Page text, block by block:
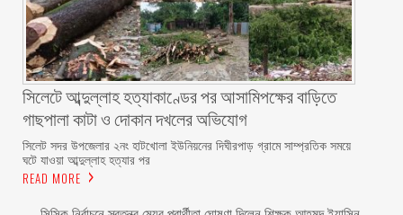
সিলেটে আব্দুল্লাহ হত্যাকাণ্ডের পর আসামিপক্ষের বাড়িতে
গাছপালা কাটা ও দোকান দখলের অভিযোগ
সিলেট সদর উপজেলার ২নং হাটখোলা ইউনিয়নের দিঘীরপাড় গ্রামে সাম্প্রতিক সময়ে
ঘটে যাওয়া আব্দুল্লাহ হত্যার পর
READ MORE